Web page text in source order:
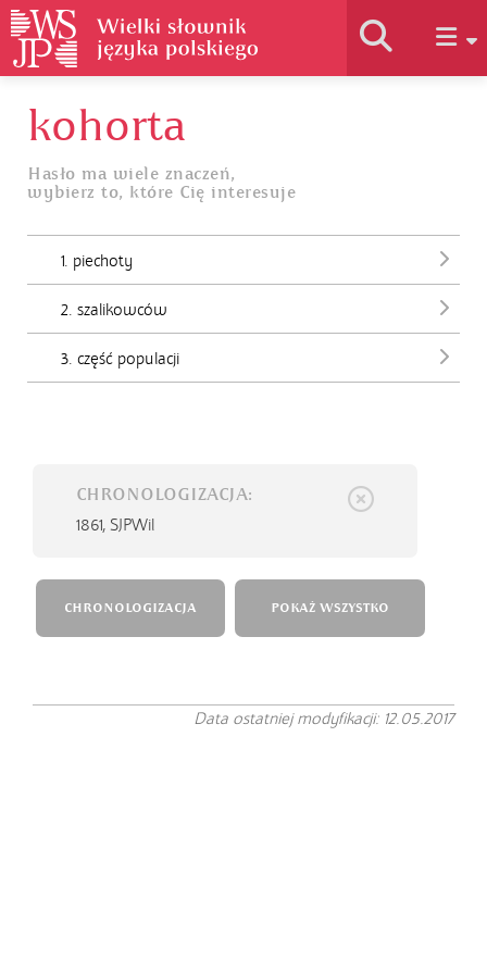
Historia słownika
Jak korzystać
kohorta
Hasło ma wiele znaczeń,
wybierz to, które Cię interesuje
1. piechoty
2. szalikowców
3. część populacji
CHRONOLOGIZACJA:
1861, SJPWil
CHRONOLOGIZACJA POKAŻ WSZYSTKO
Data ostatniej modyfikacji: 12.05.2017